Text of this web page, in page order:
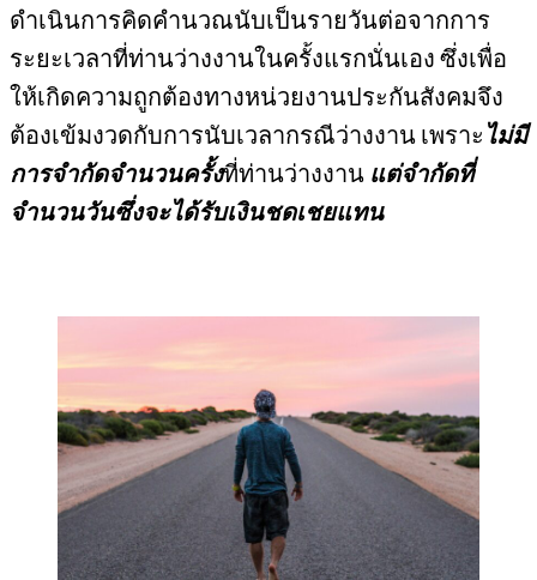
ดำเนินการคิดคำนวณนับเป็นรายวันต่อจากการ
ระยะเวลาที่ท่านว่างงานในครั้งแรกนั่นเอง ซึ่งเพื่อ
ให้เกิดความถูกต้องทางหน่วยงานประกันสังคมจึง
ต้องเข้มงวดกับการนับเวลากรณีว่างงาน เพราะไม่มี
การจำกัดจำนวนครั้งที่ท่านว่างงาน แต่จำกัดที่
จำนวนวันซึ่งจะได้รับเงินชดเชยแทน